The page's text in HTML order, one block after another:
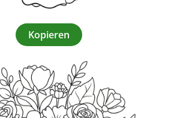
Kopieren